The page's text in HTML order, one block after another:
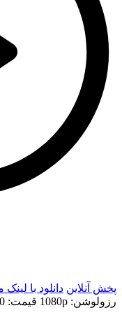
پخش آنلاین دانلود با
رزولوشن: 1080p
قيمت: 9000 تومان